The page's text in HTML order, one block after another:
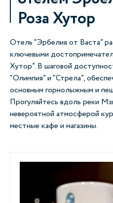
Роза Хутор
Отель “Эрбелия от Васта”
ключевыми
Хутор”. В шаговой
“Олимпия” и “Стрела”,
основным горнолыжным и
Прогуляйтесь вдоль реки
невероятной атмосферой
местные кафе и магазины.